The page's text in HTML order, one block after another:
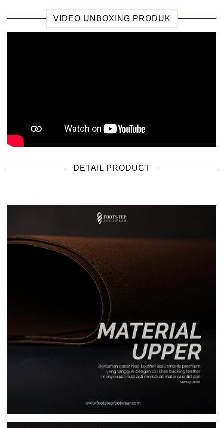
VIDEO UNBOXING PRODUK
DETAIL PRODUCT